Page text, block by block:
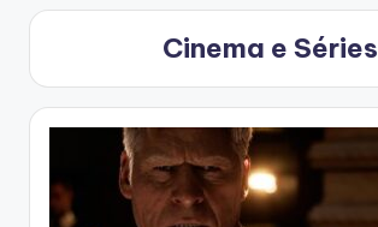
Cinema e Séries